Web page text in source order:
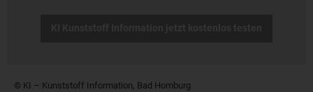
© KI – Kunststoff Information, Bad Homburg